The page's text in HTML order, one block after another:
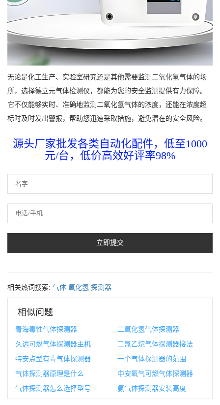
无论是化工生产、实验室研究还是其他需要监测二氧化氢气体的场
所，选择德立元气体检测仪，都能为您的安全监测提供有力保障。
它不仅能够实时、准确地监测二氧化氢气体的浓度，还能在浓度超
标时及时发出警报，帮助您迅速采取措施，避免潜在的安全风险。
源头厂家批发各类自动化配件，低至1000
元/台，低价高效好评率98%
相关热词搜索: 气体 氧化氢 探测器
相似问题
青海毒性气体探测器
二氧化氢气体探测器
久远可燃气体探测器主机
二氯乙烷气体探测器接法
特安点型有毒气体探测器
一个气体探测器的范围
气体探测器原理是什么
中安氧气可燃气体探测器
气体探测器怎么选择型号
氨气体探测器安装高度